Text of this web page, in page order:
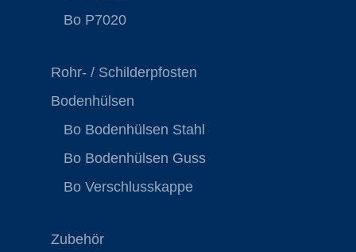
Bo P7020
Rohr- / Schilderpfosten
Bodenhülsen
Bo Bodenhülsen Stahl
Bo Bodenhülsen Guss
Bo Verschlusskappe
Zubehör